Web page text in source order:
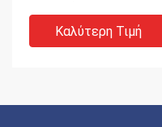
και μέταλλο μαύρα 16
Καλύτερη Τιμή